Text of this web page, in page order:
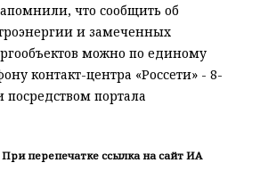
что сообщить об
и замеченных
можно по единому
контакт-центра «Россети» - 8-
посредством портала
перепечатке ссылка на сайт ИА